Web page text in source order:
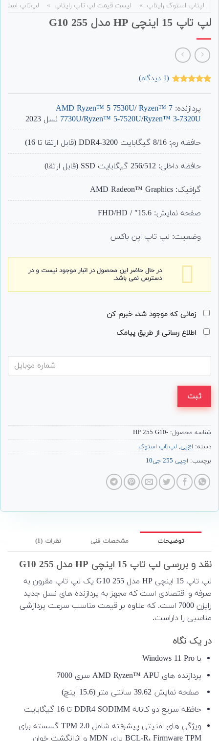
لپتاپ استوک رایتاپ » لیست قیمت لپ تاپ رایتاپ » لپ‌تاپ
لپ تاپ 15 اینچی HP مدل 255 G10
مشتری
(
1 دیدگاه)
پردازنده: AMD Ryzen™ 5 7530U/Ryzen™ 7
7730U/Ryzen™ 5-7520U/Ryzen™ 3-7320U نسل 2023
حافظه رم: 8/16 گیگابایت DDR4-3200 (قابل ارتقا تا 16)
حافظه داخلی: 256/512 گیگابایت SSD (قابل ارتقا)
گرافیک: AMD Radeon™ Graphics
صفحه نمایش: 15.6″ / FHD/HD
وضعیت: لپ تاپ اپن باکس
در حال حاضر این محصول در انبار موجود نیست و در
دسترس نمی باشد.
زمانی که موجود شد، خبرم کن
اطلاع رسانی از طریق پیامک
ثبت
شناسه محصول: -HP 255 G10
دسته: اچ‌پی, لپ‌تاپ استوک
برچسب: اچپی 255 جی10
توضیحات مشخصات فنی نظرات (1)
نقد و بررسی لپ تاپ 15 اینچی HP مدل 255 G10
لپ تاپ 15 اینچی HP مدل 255 G10 یک لپ تاپ مقرون به
صرفه و اقتصادی است که مجهز به پردازنده های نسل جدید
رایزن 7000 است. که علاوه بر قیمت مناسب سرعت پردازشی
مناسبی را داراست.
در یک نگاه
با Windows 11 Pro
پردازنده های AMD Ryzen™ APU سری 7000
صفحه نمایش 39.62 سانتی متر (15.6 اینچ)
حافظه سریع دو کاناله DDR4 SODIMM تا 16 گیگابایت
ویژگی های امنیتی پیشرفته شامل TPM 2.0 گسسته برای
BCL-R، Firmware TPM برای MDN و اثرانگشت خوان